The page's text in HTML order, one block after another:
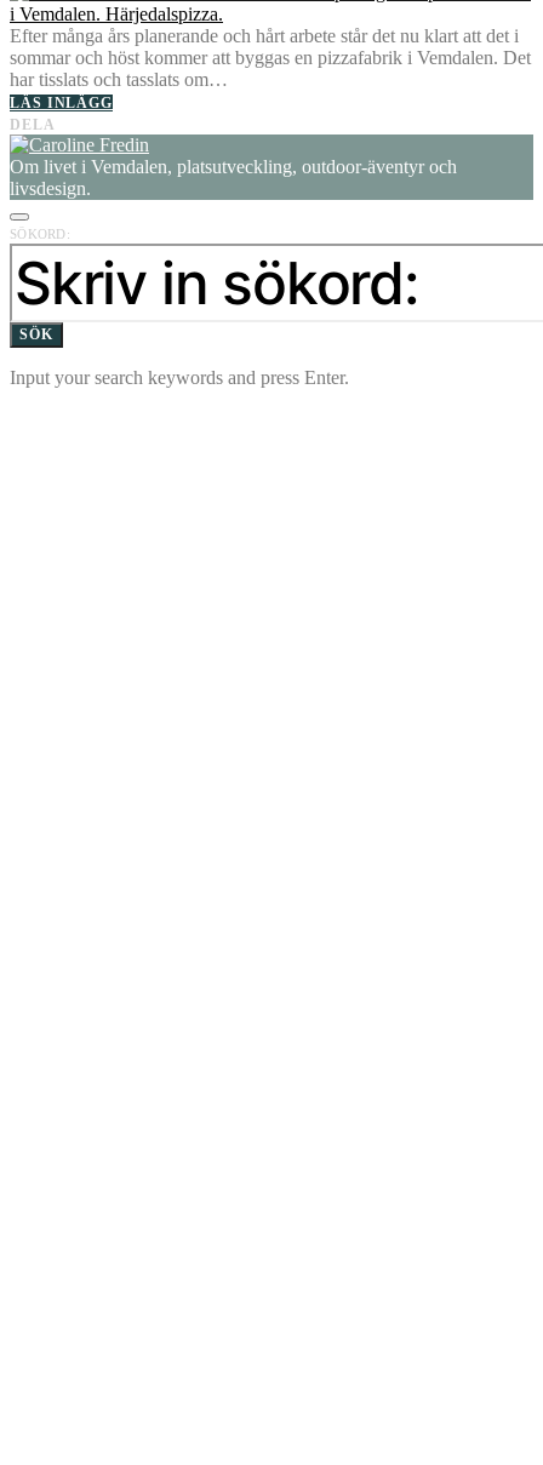
Efter många års planerande och hårt arbete står det nu klart att det i
sommar och höst kommer att byggas en pizzafabrik i Vemdalen. Det
har tisslats och tasslats om…
LÄS INLÄGG
DELA
Om livet i Vemdalen, platsutveckling, outdoor-äventyr och
livsdesign.
SÖKORD:
SÖK
Input your search keywords and press Enter.